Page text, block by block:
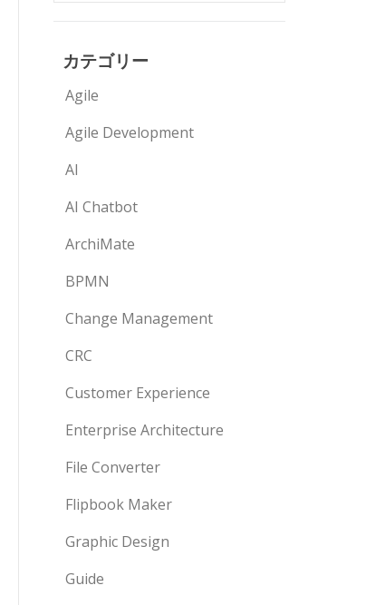
カテゴリー
Agile
Agile Development
AI
AI Chatbot
ArchiMate
BPMN
Change Management
CRC
Customer Experience
Enterprise Architecture
File Converter
Flipbook Maker
Graphic Design
Guide